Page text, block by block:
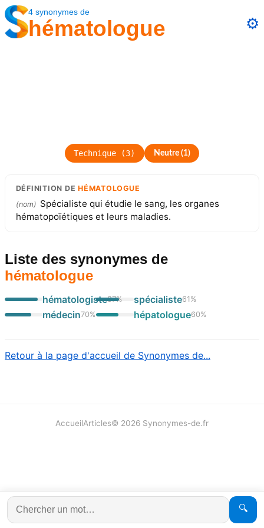
4synonymes de
hématologue ⚙️
Technique (3) Neutre(1)
DÉFINITION DEHÉMATOLOGUE
(nom) Spécialiste qui étudie le sang, les organes
hématopoïétiques et leurs maladies.
Liste des synonymes de
hématologue
hématologiste87%
médecin70%
spécialiste61 %
hépatologue60%
Retour à la page d'accueil de Synonymes de...
🔍
AccueilArticles© 2026 Synonymes-de.fr